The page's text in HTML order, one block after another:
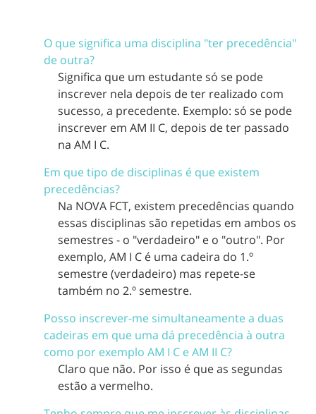
O que significa uma disciplina "ter precedência"
de outra?
Significa que um estudante só se pode
inscrever nela depois de ter realizado com
sucesso, a precedente. Exemplo: só se pode
inscrever em AM II C, depois de ter passado
na AM I C.
Em que tipo de disciplinas é que existem
precedências?
Na NOVA FCT, existem precedências quando
essas disciplinas são repetidas em ambos os
semestres - o "verdadeiro" e o "outro". Por
exemplo, AM I C é uma cadeira do 1.º
semestre (verdadeiro) mas repete-se
também no 2.º semestre.
Posso inscrever-me simultaneamente a duas
cadeiras em que uma dá precedência à outra
como por exemplo AM I C e AM II C?
Claro que não. Por isso é que as segundas
estão a vermelho.